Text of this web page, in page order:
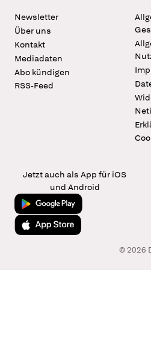
Newsletter
Über uns
Kontakt
Mediadaten
Abo kündigen
RSS-Feed
Jetzt auch als App für iOS
und Android
Jetzt bei Google Play
Laden im App Store
© 2026